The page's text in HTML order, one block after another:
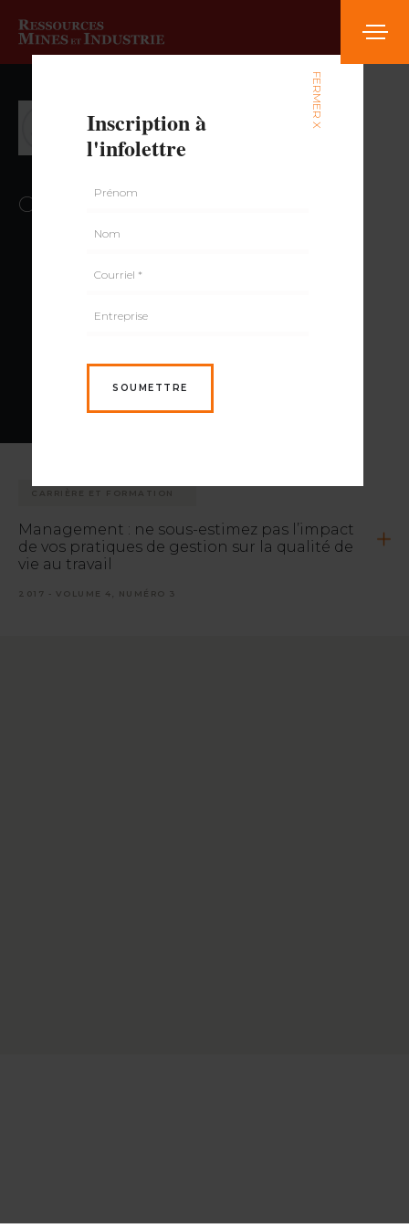
Jessica Tornare,
EMBA, Ph. D. candidate
Collaboratrice au contenu
CARRIÈRE ET FORMATION
Management : ne sous-estimez pas l’impact
de vos pratiques de gestion sur la qualité de
vie au travail
2017 - VOLUME 4, NUMÉRO 3
FERMER X
Inscription à
l'infolettre
SOUMETTRE